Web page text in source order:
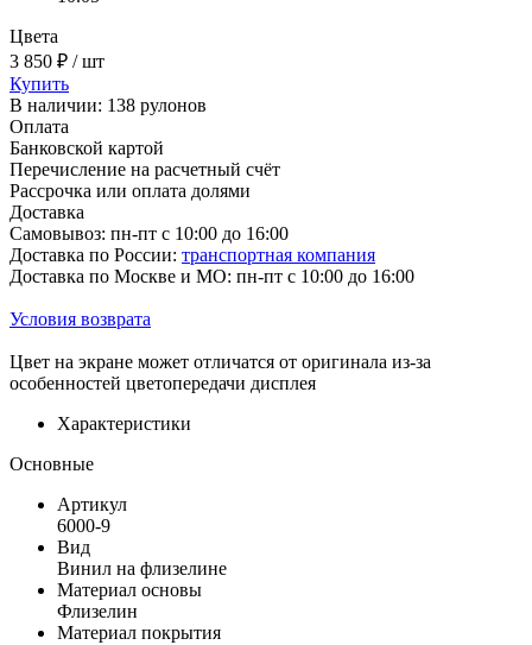
Цвета
3 850 ₽ / шт
Купить
В наличии: 138 рулонов
Оплата
Банковской картой
Перечисление на расчетный счёт
Рассрочка или оплата долями
Доставка
Самовывоз: пн-пт с 10:00 до 16:00
Доставка по России: транспортная компания
Доставка по Москве и МО: пн-пт с 10:00 до 16:00
Условия возврата
Цвет на экране может отличатся от оригинала из-за
особенностей цветопередачи дисплея
Характеристики
Основные
Артикул
6000-9
Вид
Винил на флизелине
Материал основы
Флизелин
Материал покрытия